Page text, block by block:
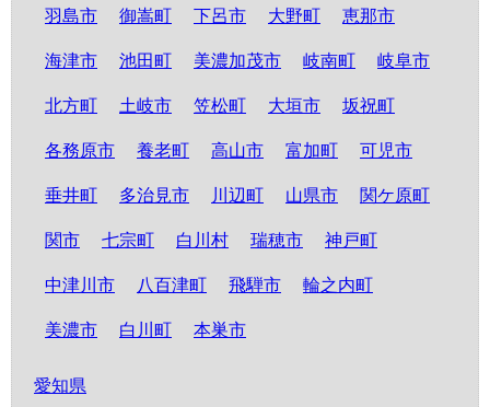
羽島市 御嵩町 下呂市 大野町 恵那市
海津市 池田町 美濃加茂市 岐南町 岐阜市
北方町 土岐市 笠松町 大垣市 坂祝町
各務原市 養老町 高山市 富加町 可児市
垂井町 多治見市 川辺町 山県市 関ケ原町
関市 七宗町 白川村 瑞穂市 神戸町
中津川市 八百津町 飛騨市 輪之内町
美濃市 白川町 本巣市
愛知県